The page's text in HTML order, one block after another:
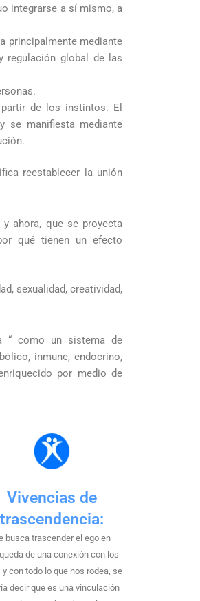
integrarse a sí mismo, a
principalmente mediante
regulación global de las
de los instintos. El
se manifiesta mediante
reestablecer la unión
ahora, que se proyecta
qué tienen un efecto
sexualidad, creatividad,
“ como un sistema de
inmune, endocrino,
por medio de
Vivencias de
trascendencia:
busca trascender el ego en
de una conexión con los
y con todo lo que nos rodea, se
decir que es una vinculación